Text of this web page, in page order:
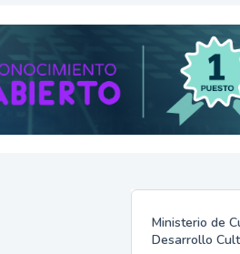
Ministerio de
Desarrollo